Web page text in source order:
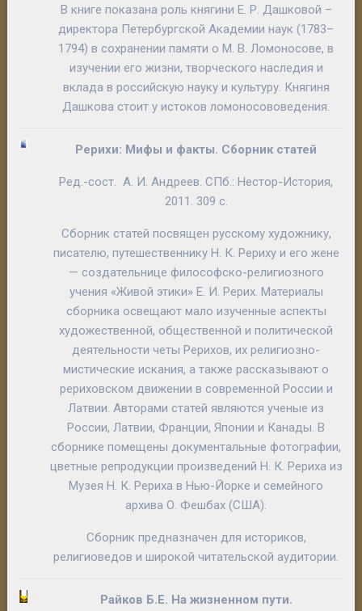
В книге показана роль княгини Е. Р. Дашковой –
директора Петербургской Академии наук (1783–
1794) в сохранении памяти о М. В. Ломоносове, в
изучении его жизни, творческого наследия и
вклада в российскую науку и культуру. Княгиня
Дашкова стоит у истоков ломоносововедения.
Рерихи: Мифы и факты. Сборник статей
Ред.-сост.А. И. Андреев. СПб.: Нестор-История,
2011. 309 с.
Сборник статей посвящен русскому художнику,
писателю, путешественнику Н. К. Рериху и его жене
— создательнице философско-религиозного
учения «Живой этики» Е. И. Рерих. Материалы
сборника освещают мало изученные аспекты
художественной, общественной и политической
деятельности четы Рерихов, их религиозно-
мистические искания, а также рассказывают о
рериховском движении в современной России и
Латвии. Авторами статей являются ученые из
России, Латвии, Франции, Японии и Канады. В
сборнике помещены документальные фотографии,
цветные репродукции произведений Н. К. Рериха из
Музея Н. К. Рериха в Нью-Йорке и семейного
архива О. Фешбах (США).
Сборник предназначен для историков,
религиоведов и широкой читательской аудитории.
Райков Б.Е. На жизненном пути.